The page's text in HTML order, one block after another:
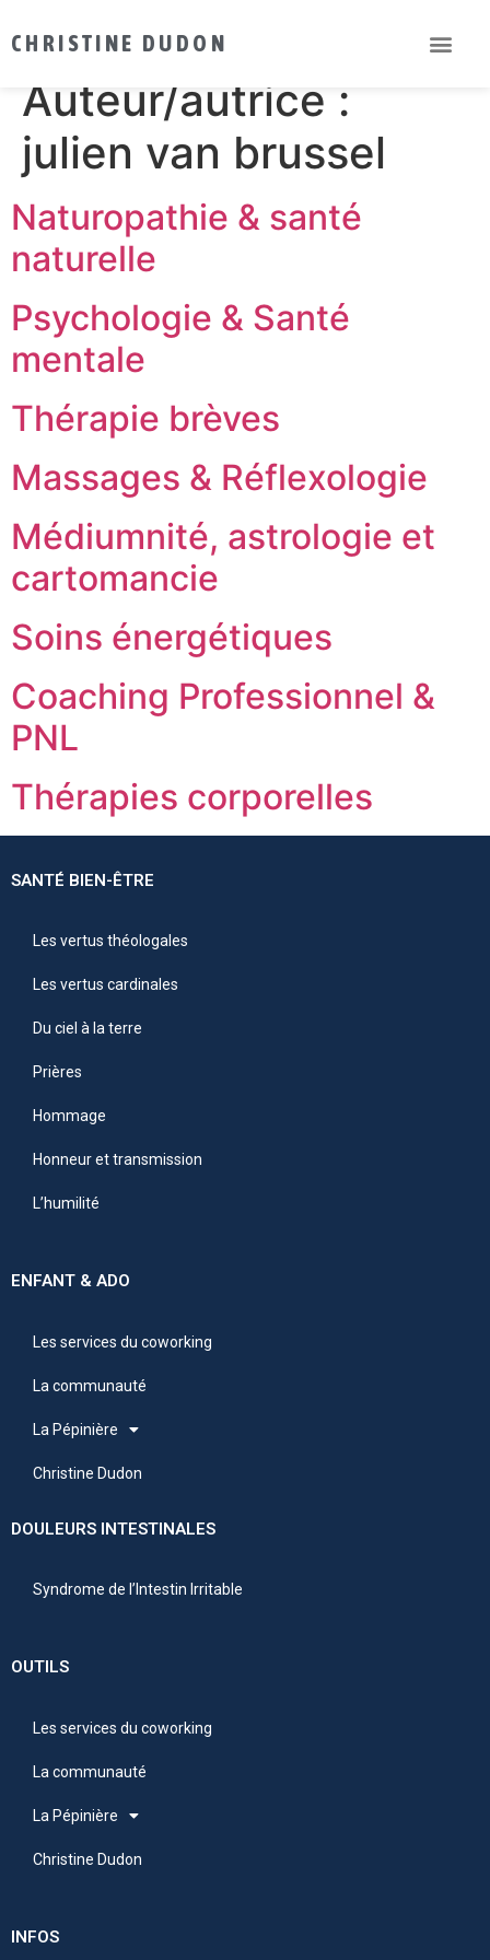
CHRISTINE DUDON
julien van brussel
Auteur/autrice :
julien van brussel
Naturopathie & santé
naturelle
Psychologie & Santé
mentale
Thérapie brèves
Massages & Réflexologie
Médiumnité, astrologie et
cartomancie
Soins énergétiques
Coaching Professionnel &
PNL
Thérapies corporelles
SANTÉ BIEN-ÊTRE
Les vertus théologales
Les vertus cardinales
Du ciel à la terre
Prières
Hommage
Honneur et transmission
L’humilité
ENFANT & ADO
Les services du coworking
La communauté
La Pépinière
Christine Dudon
DOULEURS INTESTINALES
Syndrome de l’Intestin Irritable
OUTILS
Les services du coworking
La communauté
La Pépinière
Christine Dudon
INFOS